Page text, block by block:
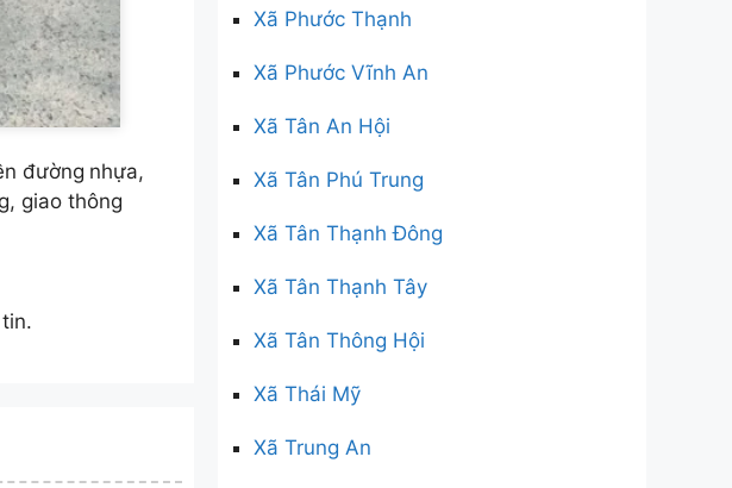
đường nhựa,
giao thông
Xã Phước Thạnh
Xã Phước Vĩnh An
Xã Tân An Hội
Xã Tân Phú Trung
Xã Tân Thạnh Đông
Xã Tân Thạnh Tây
Xã Tân Thông Hội
Xã Thái Mỹ
Xã Trung An